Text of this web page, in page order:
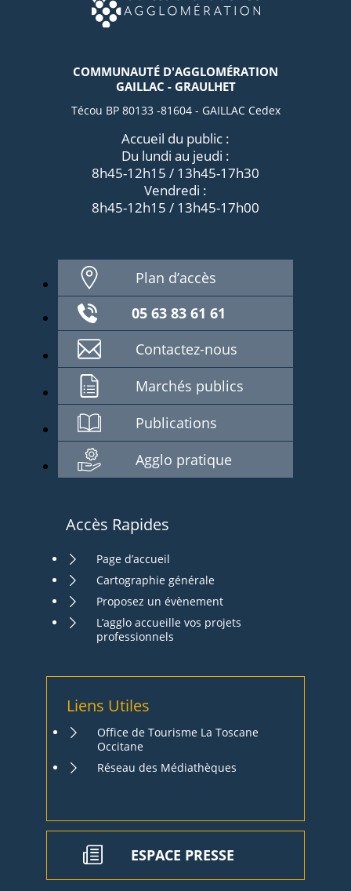
COMMUNAUTÉ D'AGGLOMÉRATION
GAILLAC - GRAULHET
Técou BP 80133 -81604 - GAILLAC Cedex
Accueil du public :
Du lundi au jeudi :
8h45-12h15 / 13h45-17h30
Vendredi :
8h45-12h15 / 13h45-17h00
Plan d’accès
05 63 83 61 61
Contactez-nous
Marchés publics
Publications
Agglo pratique
Accès Rapides
Page d’accueil
Cartographie générale
Proposez un évènement
L’agglo accueille vos projets
professionnels
Liens Utiles
Office de Tourisme La Toscane
Occitane
Réseau des Médiathèques
ESPACE PRESSE